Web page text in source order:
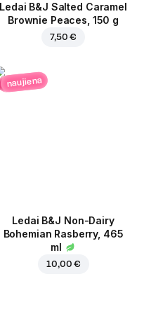
Ledai B&J Salted Caramel
Brownie Peaces, 150 g
7,50 €
naujiena
Ledai B&J Non-Dairy
Bohemian Rasberry, 465
ml
10,00 €